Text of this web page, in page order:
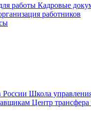
работы Кадровые
работников
России Школа
Центр трансфера